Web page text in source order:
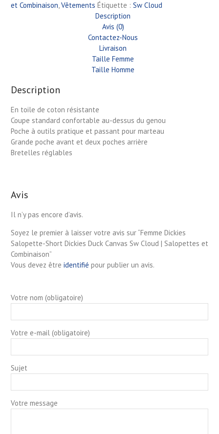
et Combinaison,Vêtements Étiquette : Sw Cloud
Description
Avis (0)
Contactez-Nous
Livraison
Taille Femme
Taille Homme
Description
En toile de coton résistante
Coupe standard confortable au-dessus du genou
Poche à outils pratique et passant pour marteau
Grande poche avant et deux poches arrière
Bretelles réglables
Avis
Il n’y pas encore d’avis.
Soyez le premier à laisser votre avis sur “Femme Dickies
Salopette-Short Dickies Duck Canvas Sw Cloud | Salopettes et
Combinaison”
Vous devez être identifié pour publier un avis.
Votre nom (obligatoire)
Votre e-mail (obligatoire)
Sujet
Votre message